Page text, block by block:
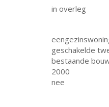
in overleg
geschakelde
bestaande
2000
nee